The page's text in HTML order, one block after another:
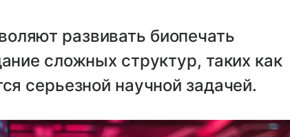
развивать биопечать
сложных структур, таких как
серьезной научной задачей.